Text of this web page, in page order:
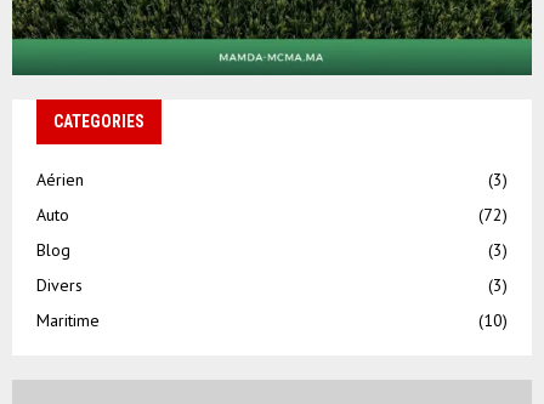
CATEGORIES
Aérien
(3)
Auto
(72)
Blog
(3)
Divers
(3)
Maritime
(10)